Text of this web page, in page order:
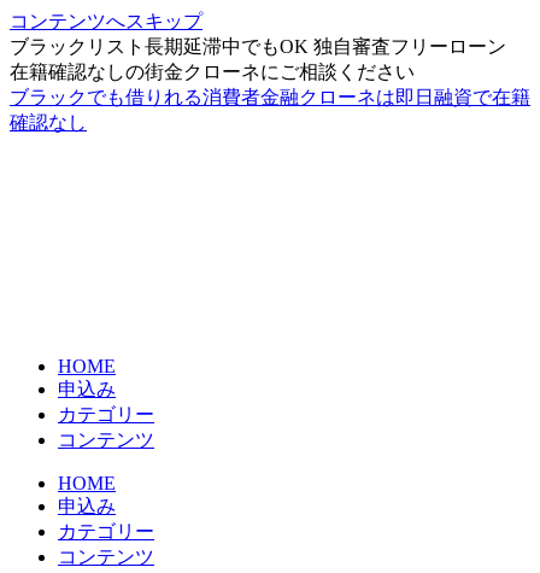
コンテンツへスキップ
ブラックリスト長期延滞中でもOK 独自審査フリーローン
在籍確認なしの街金クローネにご相談ください
ブラックでも借りれる消費者金融クローネは即日融資で在籍
確認なし
HOME
申込み
カテゴリー
コンテンツ
HOME
申込み
カテゴリー
コンテンツ